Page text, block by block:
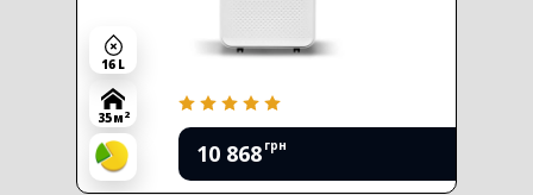
10 868 грн
16 L
35 м 2